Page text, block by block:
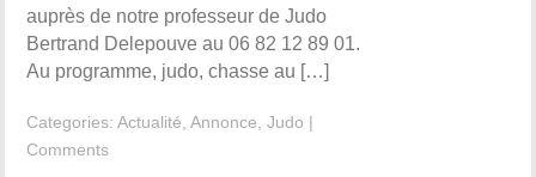
auprès de notre professeur de Judo
Bertrand Delepouve au 06 82 12 89 01.
Au programme, judo, chasse au […]
Categories:Actualité ,Annonce ,Judo |
Comments